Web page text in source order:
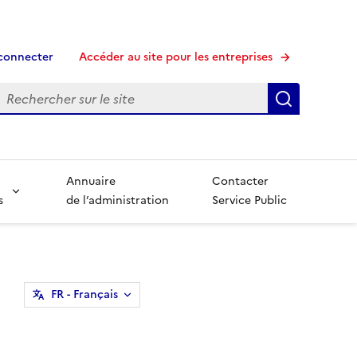
Accéder au site pour les entreprises
Annuaire
de l’administration
Contacter
Service Public
FR- Français